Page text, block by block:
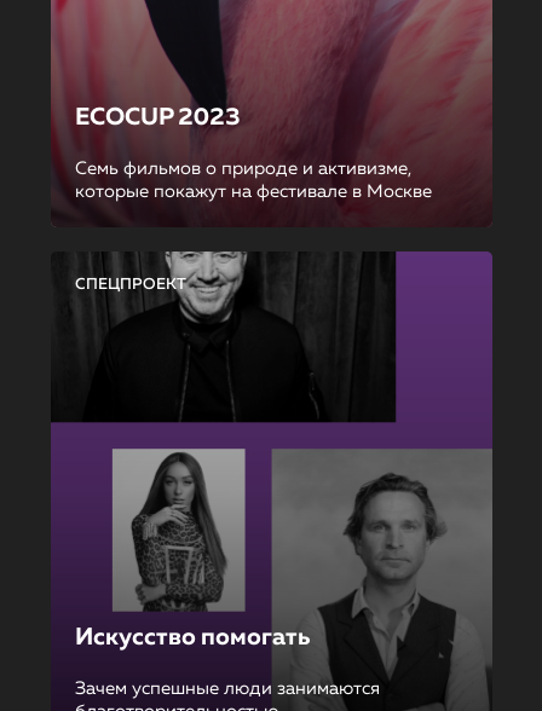
ECOCUP 2023
Семь фильмов о природе и активизме,
которые покажут на фестивале в Москве
СПЕЦПРОЕКТ
Искусство помогать
Зачем успешные люди занимаются